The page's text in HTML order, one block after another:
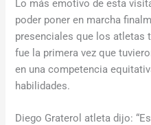
Lo más emotivo de esta
poder poner en marcha
presenciales que los atletas
fue la primera vez que
en una competencia
habilidades.
Diego Graterol atleta dijo: